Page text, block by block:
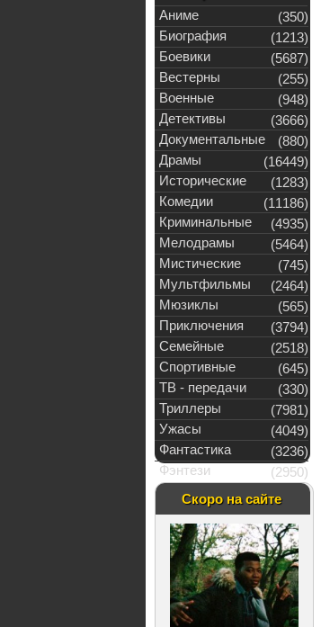
Аниме
(350)
Биография
(1213)
Боевики
(5687)
Вестерны
(255)
Военные
(948)
Детективы
(3666)
Документальные
(880)
Драмы
(16449)
Исторические
(1283)
Комедии
(11186)
Криминальные
(4935)
Мелодрамы
(5464)
Мистические
(745)
Мультфильмы
(2464)
Мюзиклы
(565)
Приключения
(3794)
Семейные
(2518)
Спортивные
(645)
ТВ - передачи
(330)
Триллеры
(7981)
Ужасы
(4049)
Фантастика
(3236)
Фэнтези
(2950)
Скоро на сайте